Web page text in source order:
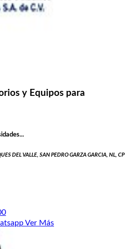
y Equipos para
DEL VALLE, SAN PEDRO GARZA GARCIA, NL, CP
Ver Más